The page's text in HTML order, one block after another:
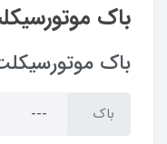
باک
باک
باک